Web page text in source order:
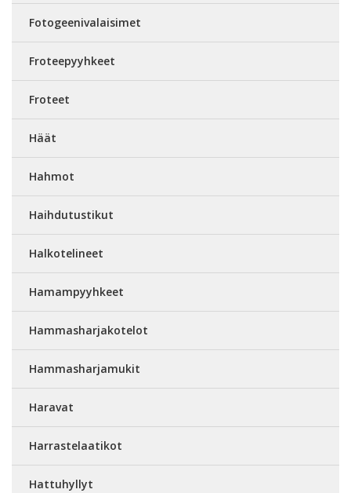
Fotogeenivalaisimet
Froteepyyhkeet
Froteet
Häät
Hahmot
Haihdutustikut
Halkotelineet
Hamampyyhkeet
Hammasharjakotelot
Hammasharjamukit
Haravat
Harrastelaatikot
Hattuhyllyt